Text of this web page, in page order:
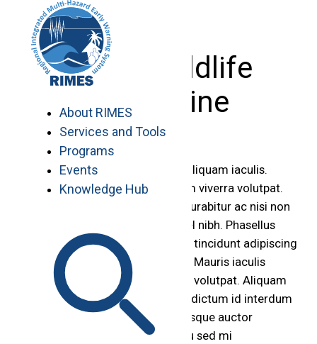
content
About RIMES
Services and Tools
Programs
Events
Knowledge Hub
State Wildlife
Magazine
Vestibulum quis felis ut enim aliquam iaculis.
Nullam pharetra tortor at quam viverra volutpat.
Phasellus vel faucibus dolor. Curabitur ac nisi non
metus dignissim dapibus eu vel nibh. Phasellus
semper dictum dapibus. Etiam tincidunt adipiscing
ipsum. Praesent in urna ipsum. Mauris iaculis
suscipit volutpat. Aliquam erat volutpat. Aliquam
vestibulum lectus vitae sapien dictum id interdum
nunc suscipit. Aenean pellentesque auctor
porttitor. Phasellus auctor arcu sed mi